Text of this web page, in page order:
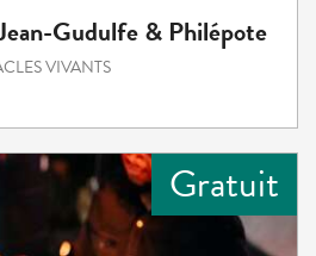
Gudulfe & Philépote
VIVANTS
Gratuit